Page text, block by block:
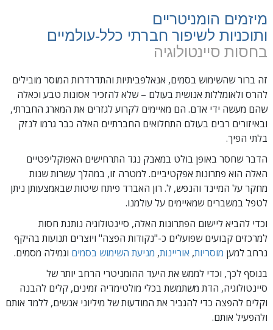
מיזמים הומניטריים
ותוכניות לשיפור חברתי כלל-עולמיים
בחסות סיינטולוגיה
זה ברור שהשימוש בסמים, אנאלפביתיות והתדרדרות המוסר מובילים
להרס ולאומללות אנושית בעולם – שלא להזכיר אסונות טבע וכאלה
שהם מעשה ידי אדם. הם מאיימים לקרוע לגזרים את המארג החברתי,
ובאיזורים רבים בעולם התחלואים החברתיים האלה כבר גרמו לנזק
בלתי הפיך.
הדבר שחסר באופן בולט במאבק נגד התרחישים האפוקליפטיים
האלה הוא פתרונות אפקטיביים. למטרה זו, במהלך עשרות שנות
מחקר על המיינד והנפש, ל. רון האברד פיתח שיטות שבאמצעותן ניתן
לטפל במשברים שמאיימים על עולמנו.
וכדי להביא ליישום הפתרונות האלה, סיינטולוגיה נותנת חסות
למרכזים קבועים שפועלים כ-"נקודות הפצה" ויוצרים תנועות בהיקף
נרחב למען מוסריות, אוריינות, מניעת השימוש בסמים וגמילה מסמים.
בנוסף לכך, וכדי לממש את היעד ההומניטרי הרחב יותר של
סיינטולוגיה, הדת משתמשת בכלי מולטימדיה זמינים, קלים להבנה
וקלים להפצה כדי להגביר את המודעוּת של מיליוני אנשים, ללמד אותם
ולהפעיל אותם.